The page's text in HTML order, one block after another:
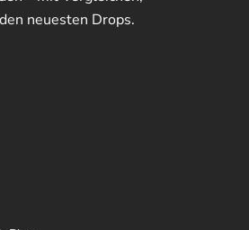
neuesten Drops.